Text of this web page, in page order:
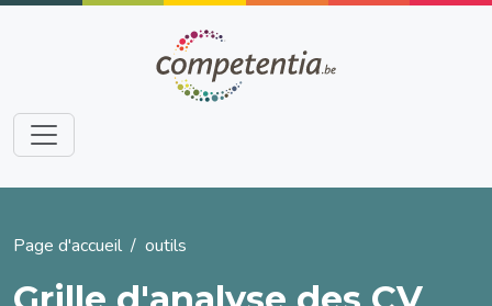
Aller au contenu principal
Fil d'Ariane
Page d'accueil outils